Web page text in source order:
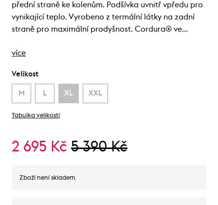
přední straně ke kolenům. Podšívka uvnitř vpředu pro
vynikající teplo. Vyrobeno z termální látky na zadní
straně pro maximální prodyšnost. Cordura® ve…
více
Velikost
M L XL XXL
Tabulka velikostí
2 695 Kč 5 390 Kč
Zboží není skladem.